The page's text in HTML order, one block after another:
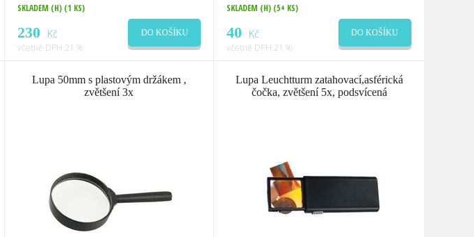
SKLADEM (H) (1 KS)
230 Kč
včetně DPH 21 %
DO KOŠÍKU
SKLADEM (H) (5+ KS)
40 Kč
včetně DPH 21 %
DO KOŠÍKU
Lupa 50mm s plastovým držákem ,
zvětšení 3x
Lupa Leuchtturm zatahovací,asférická
čočka, zvětšení 5x, podsvícená